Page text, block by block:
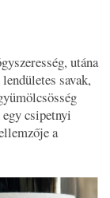
utána
savak,
csipetnyi
a